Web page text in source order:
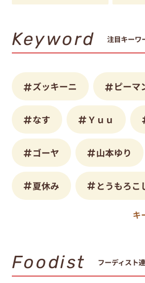
Keyword 注目キーワ
ズッキーニ ピーマ
なす Ｙｕｕ
ゴーヤ 山本ゆり
夏休み とうもろこ
キ
Foodist フーディスト